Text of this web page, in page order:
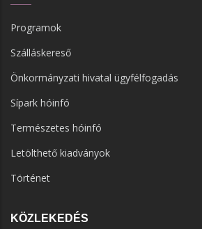
Programok
Szálláskereső
Önkormányzati hivatal ügyfélfogadás
Sípark hóinfó
Természetes hóinfó
Letölthető kiadványok
Történet
KÖZLEKEDÉS